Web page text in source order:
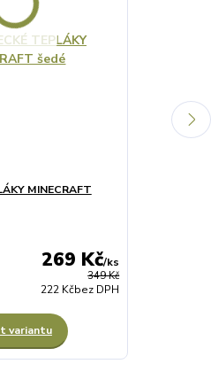
MINECRAFT
349 Kč
269 Kč/ks
222 Kčbez DPH
variantu